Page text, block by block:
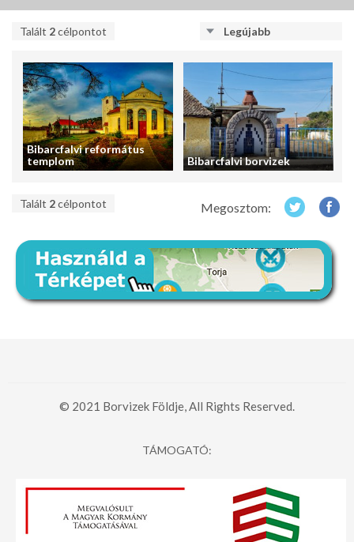
Talált 2célpontot Legújabb
Bibarcfalvi református
templom
Bibarcfalvi borvizek
Talált 2célpontot Megosztom:
© 2021 Borvizek Földje, All Rights Reserved.
TÁMOGATÓ: